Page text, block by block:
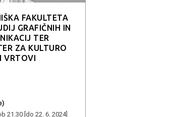
FAKULTETA
GRAFIČNIH IN
TER
ZA KULTURO
VRTOVI
21.30 [do 22. 6. 2024]